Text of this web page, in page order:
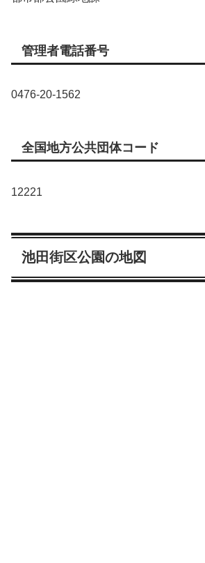
管理者電話番号
0476-20-1562
全国地方公共団体コード
12221
池田街区公園の地図